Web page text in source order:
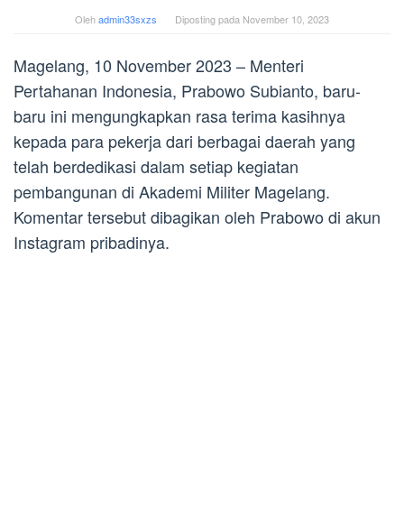
Olehadmin33sxzs Diposting pada November 10, 2023
Magelang, 10 November 2023 – Menteri
Pertahanan Indonesia, Prabowo Subianto, baru-
baru ini mengungkapkan rasa terima kasihnya
kepada para pekerja dari berbagai daerah yang
telah berdedikasi dalam setiap kegiatan
pembangunan di Akademi Militer Magelang.
Komentar tersebut dibagikan oleh Prabowo di akun
Instagram pribadinya.